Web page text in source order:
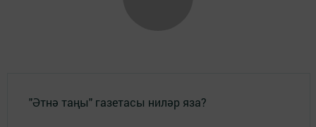
"Әтнә таңы" газетасы ниләр яза?